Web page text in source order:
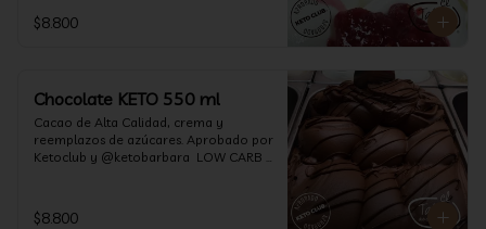
KETO. (550 ml)
$8.800
Chocolate KETO 550 ml
Cacao de Alta Calidad, crema y
reemplazos de azúcares. Aprobado por
Ketoclub y @ketobarbara  LOW CARB
$8.800